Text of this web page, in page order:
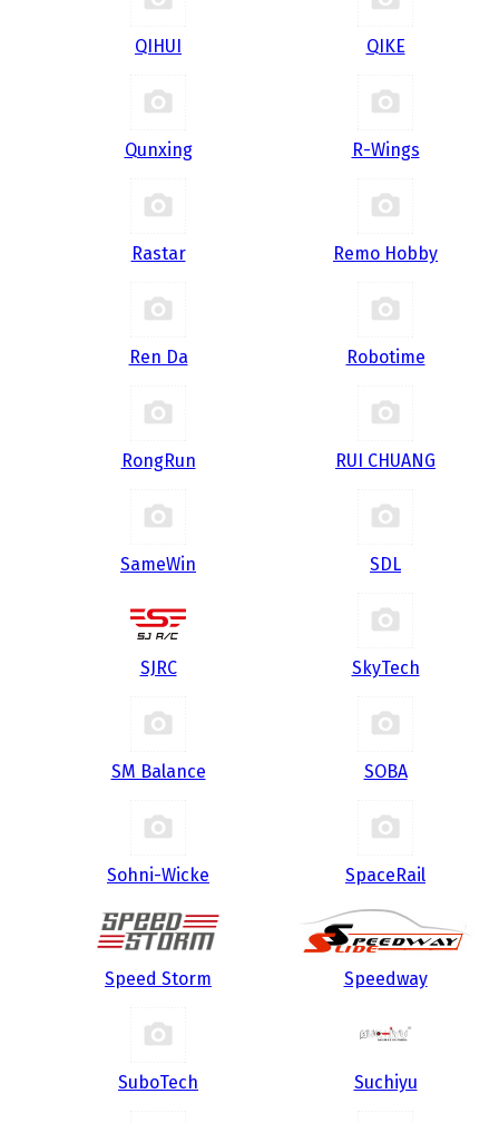
QIHUI QIKE
Qunxing R-Wings
Rastar Remo Hobby
Ren Da Robotime
RongRun RUI CHUANG
SameWin SDL
SJRC SkyTech
SM Balance SOBA
Sohni-Wicke SpaceRail
Speed Storm Speedway
SuboTech Suchiyu